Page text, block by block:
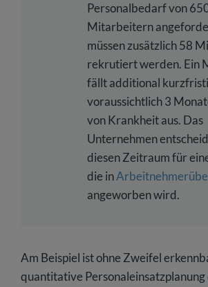
Personalbedarf von
Mitarbeitern
müssen zusätzlich 58
rekrutiert werden. Ein
fällt additional
voraussichtlich 3
von Krankheit aus. Das
Unternehmen
diesen Zeitraum für
die in
angeworben wird.
Am Beispiel ist ohne Zweifel
quantitative Personaleinsatzplanung